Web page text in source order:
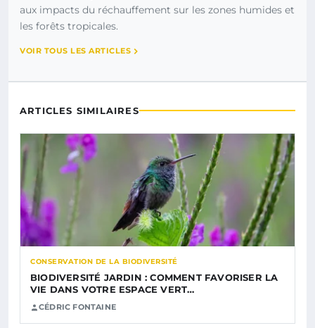
aux impacts du réchauffement sur les zones humides et
les forêts tropicales.
VOIR TOUS LES ARTICLES
ARTICLES SIMILAIRES
CONSERVATION DE LA BIODIVERSITÉ
BIODIVERSITÉ JARDIN : COMMENT FAVORISER LA
VIE DANS VOTRE ESPACE VERT…
CÉDRIC FONTAINE